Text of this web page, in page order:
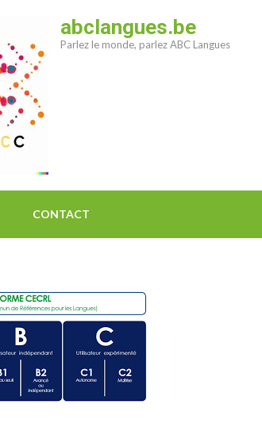
abclangues.be
Parlez le monde, parlez ABC Langues
CONTACT